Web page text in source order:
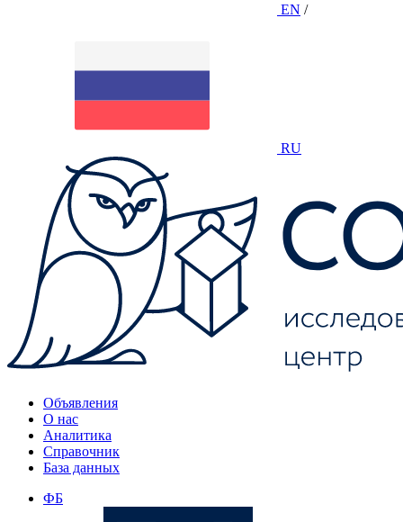
EN /
RU
Объявления
О нас
Аналитика
Справочник
База данных
ФБ